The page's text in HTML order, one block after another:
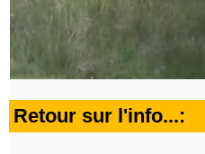
Retour sur l'info...: